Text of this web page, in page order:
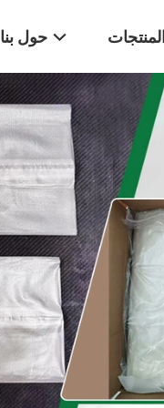
حول بنا المنتجات